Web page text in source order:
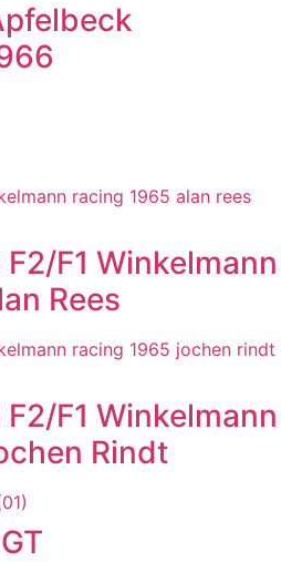
F1 Winkelmann
Rees
F1 Winkelmann
Rindt